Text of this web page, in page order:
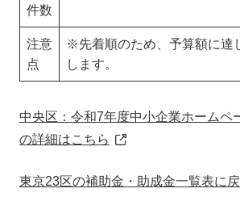
件数
注意
点
※先着順のため、予算額に達
します。
中央区：令和7年度中小企業ホームペ
の詳細はこちら
東京23区の補助金・助成金一覧表に